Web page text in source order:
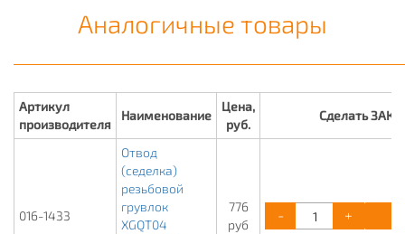
Аналогичные товары
Артикул
производителя
Наименование
Цена,
руб.
Сделать
016-1433
Отвод
(седелка)
резьбовой
грувлок
XGQT04
776
руб
- +